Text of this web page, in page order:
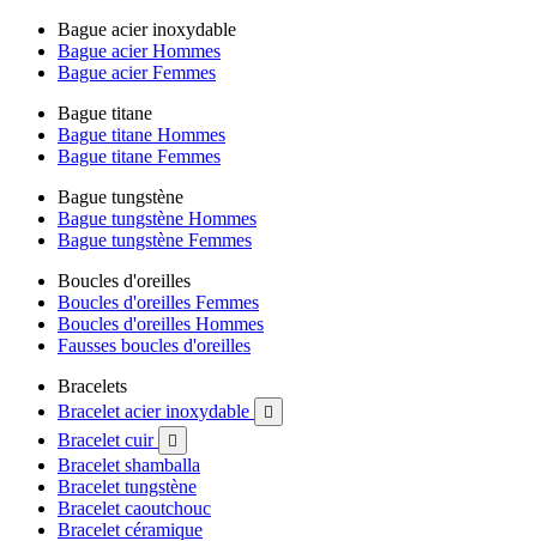
Bague acier inoxydable
Bague acier Hommes
Bague acier Femmes
Bague titane
Bague titane Hommes
Bague titane Femmes
Bague tungstène
Bague tungstène Hommes
Bague tungstène Femmes
Boucles d'oreilles
Boucles d'oreilles Femmes
Boucles d'oreilles Hommes
Fausses boucles d'oreilles
Bracelets
Bracelet acier inoxydable

Bracelet cuir 
Bracelet shamballa
Bracelet tungstène
Bracelet caoutchouc
Bracelet céramique